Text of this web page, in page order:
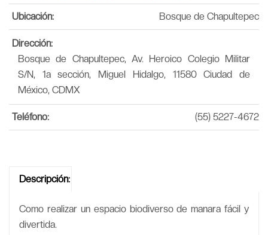
Ubicación: Bosque de Chapultepec
Dirección:
Bosque de Chapultepec, Av. Heroico Colegio Militar
S/N, 1a sección, Miguel Hidalgo, 11580 Ciudad de
México, CDMX
Teléfono: (55) 5227-4672
Descripción:
Como realizar un espacio biodiverso de manara fácil y
divertida.